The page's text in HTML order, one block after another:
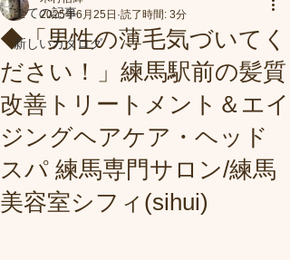
全ての記事
新しいカタログ
◆「男性の薄毛気づいてく
ださい！」練馬駅前の髪質
改善トリートメント＆エイ
ジングヘアケア・ヘッド
スパ 練馬専門サロン/練馬
美容室シフィ(sihui)
2025年6月25日 読了時間: 3分